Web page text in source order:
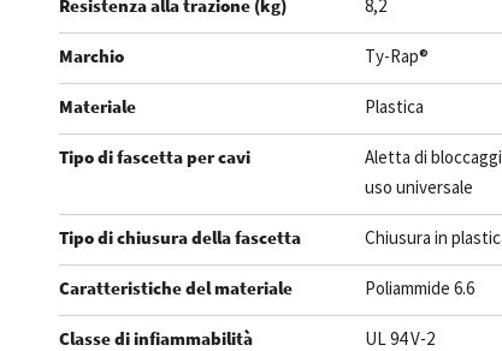
Resistenza alla trazione (kg) 8,2
Marchio Ty-Rap®
Materiale Plastica
Tipo di fascetta per cavi
Aletta di
uso universale
Tipo di chiusura della fascetta Chiusura in
Caratteristiche del materiale Poliammide 6.6
Classe di infiammabilità UL 94 V-2